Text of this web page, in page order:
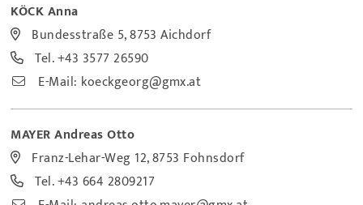
KÖCK Anna
Bundesstraße 5, 8753 Aichdorf
Tel.+43 3577 26590
E-Mail: koeckgeorg@gmx.at
MAYER Andreas Otto
Franz-Lehar-Weg 12, 8753 Fohnsdorf
Tel.+43 664 2809217